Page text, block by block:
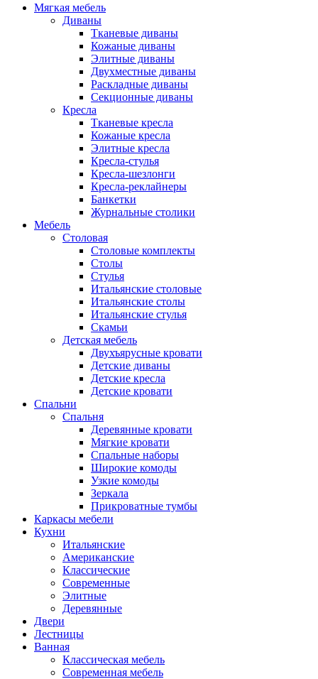
Мягкая мебель
Диваны
Тканевые диваны
Кожаные диваны
Элитные диваны
Двухместные диваны
Раскладные диваны
Секционные диваны
Кресла
Тканевые кресла
Кожаные кресла
Элитные кресла
Кресла-стулья
Кресла-шезлонги
Кресла-реклайнеры
Банкетки
Журнальные столики
Мебель
Столовая
Столовые комплекты
Столы
Стулья
Итальянские столовые
Итальянские столы
Итальянские стулья
Скамьи
Детская мебель
Двухъярусные кровати
Детские диваны
Детские кресла
Детские кровати
Спальни
Спальня
Деревянные кровати
Мягкие кровати
Спальные наборы
Широкие комоды
Узкие комоды
Зеркала
Прикроватные тумбы
Каркасы мебели
Кухни
Итальянские
Американские
Классические
Современные
Элитные
Деревянные
Двери
Лестницы
Ванная
Классическая мебель
Современная мебель